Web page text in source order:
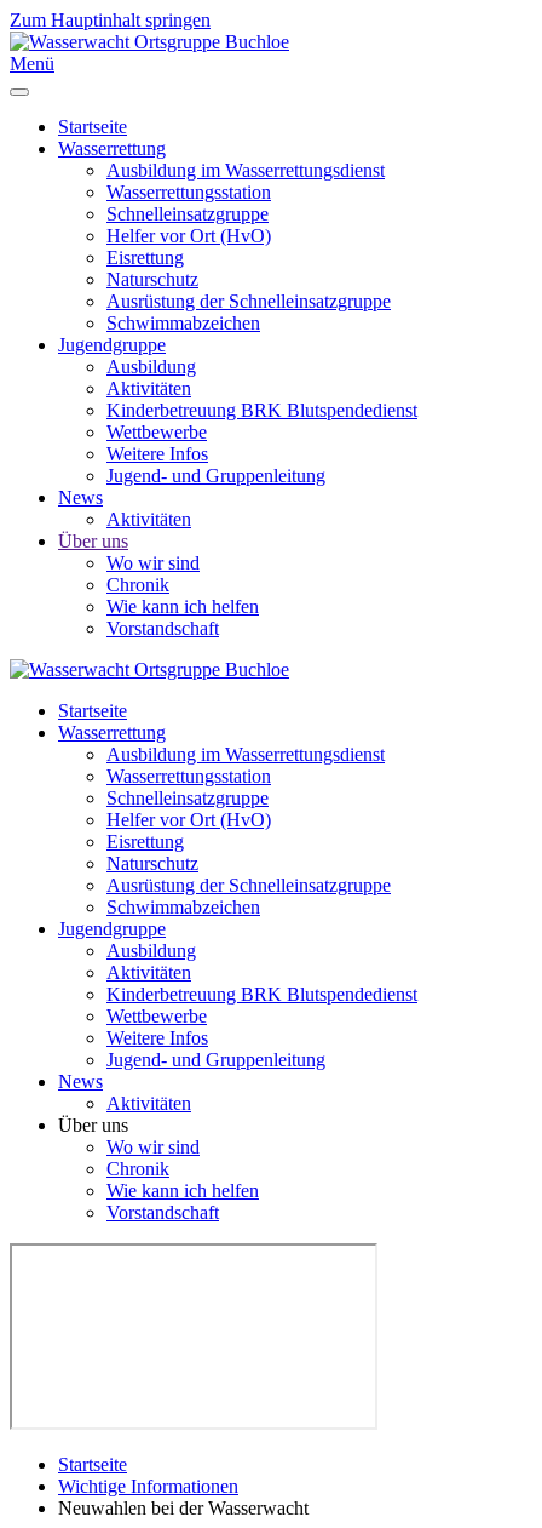
Zum Hauptinhalt springen
Menü
Startseite
Wasserrettung
Ausbildung im Wasserrettungsdienst
Wasserrettungsstation
Schnelleinsatzgruppe
Helfer vor Ort (HvO)
Eisrettung
Naturschutz
Ausrüstung der Schnelleinsatzgruppe
Schwimmabzeichen
Jugendgruppe
Ausbildung
Aktivitäten
Kinderbetreuung BRK Blutspendedienst
Wettbewerbe
Weitere Infos
Jugend- und Gruppenleitung
News
Aktivitäten
Über uns
Wo wir sind
Chronik
Wie kann ich helfen
Vorstandschaft
Startseite
Wasserrettung
Ausbildung im Wasserrettungsdienst
Wasserrettungsstation
Schnelleinsatzgruppe
Helfer vor Ort (HvO)
Eisrettung
Naturschutz
Ausrüstung der Schnelleinsatzgruppe
Schwimmabzeichen
Jugendgruppe
Ausbildung
Aktivitäten
Kinderbetreuung BRK Blutspendedienst
Wettbewerbe
Weitere Infos
Jugend- und Gruppenleitung
News
Aktivitäten
Über uns
Wo wir sind
Chronik
Wie kann ich helfen
Vorstandschaft
Startseite
Wichtige Informationen
Neuwahlen bei der Wasserwacht